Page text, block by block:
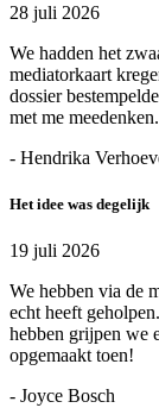
28 juli 2026
We hadden het
mediatorkaart
dossier
met me
- Hendrika
Het idee was degelijk
19 juli 2026
We hebben via de
echt heeft
hebben grijpen we
opgemaakt toen!
- Joyce Bosch